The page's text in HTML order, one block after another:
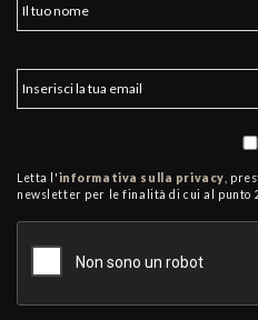
Letta l'informativa sulla privacy,
newsletter per le finalità di cui al punto